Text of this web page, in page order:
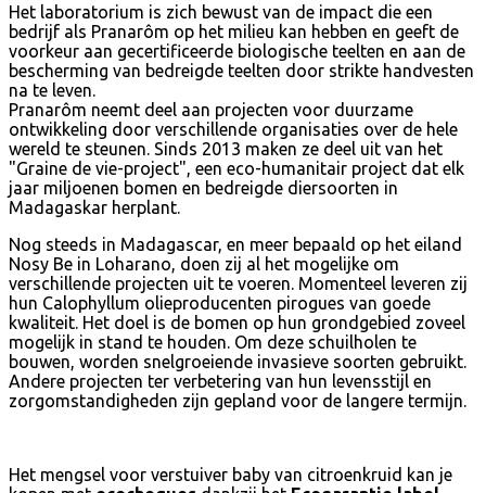
Het laboratorium is zich bewust van de impact die een
bedrijf als Pranarôm op het milieu kan hebben en geeft de
voorkeur aan gecertificeerde biologische teelten en aan de
bescherming van bedreigde teelten door strikte handvesten
na te leven.
Pranarôm neemt deel aan projecten voor duurzame
ontwikkeling door verschillende organisaties over de hele
wereld te steunen. Sinds 2013 maken ze deel uit van het
"Graine de vie-project", een eco-humanitair project dat elk
jaar miljoenen bomen en bedreigde diersoorten in
Madagaskar herplant.
Nog steeds in Madagascar, en meer bepaald op het eiland
Nosy Be in Loharano, doen zij al het mogelijke om
verschillende projecten uit te voeren. Momenteel leveren zij
hun Calophyllum olieproducenten pirogues van goede
kwaliteit. Het doel is de bomen op hun grondgebied zoveel
mogelijk in stand te houden. Om deze schuilholen te
bouwen, worden snelgroeiende invasieve soorten gebruikt.
Andere projecten ter verbetering van hun levensstijl en
zorgomstandigheden zijn gepland voor de langere termijn.
Het mengsel voor verstuiver baby van citroenkruid kan je